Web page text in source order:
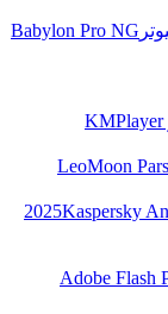
Babylon Pro NG
KMPlayer
LeoMoon
Kaspersky
Adobe Flash